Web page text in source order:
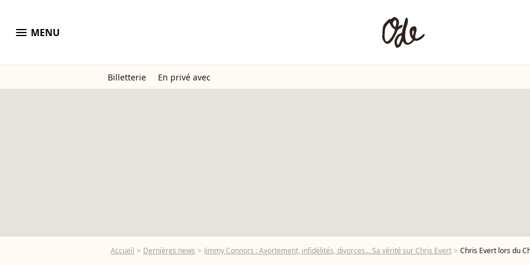
menu MENU
Billetterie En privé avec
Accueil Dernières news Jimmy Connors : Avortement, infidélités, divorces... Sa vérité sur Chris Evert Chris Evert lors du Chris Evert/